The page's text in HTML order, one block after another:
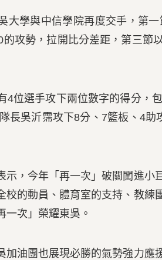
學與中信學院再度交手，第一
攻勢，拉開比分差距，第三節
選手攻下兩位數字的得分，
長吳沂霈攻下8分、7籃板、4
，今年「再一次」破關闖進小
校的動員、體育室的支持、教練
一次」榮耀東吳。
油團也展現必勝的氣勢強力應